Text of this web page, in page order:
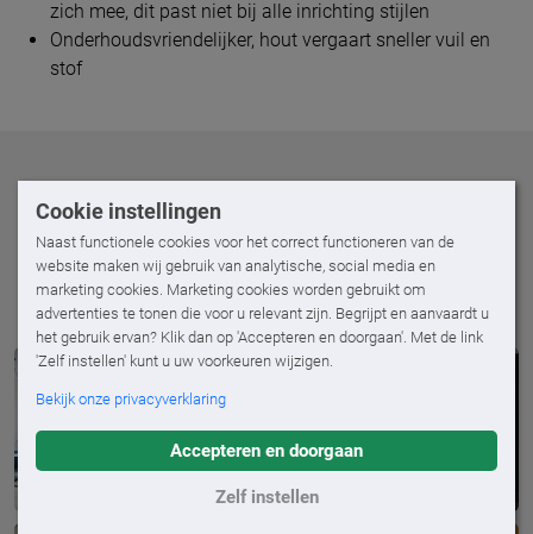
Cookie instellingen
Naast functionele cookies voor het correct functioneren van de
website maken wij gebruik van analytische, social media en
marketing cookies. Marketing cookies worden gebruikt om
advertenties te tonen die voor u relevant zijn. Begrijpt en aanvaardt u
het gebruik ervan? Klik dan op 'Accepteren en doorgaan'. Met de link
'Zelf instellen' kunt u uw voorkeuren wijzigen.
Bekijk onze privacyverklaring
Accepteren en doorgaan
Zelf instellen
zich mee, dit past niet bij alle inrichting stijlen
Onderhoudsvriendelijker, hout vergaart sneller vuil en
stof
Verschillende designs
Bekijk onderstaand alle prachtige designs waarin de
Fractions beschikbaar is.